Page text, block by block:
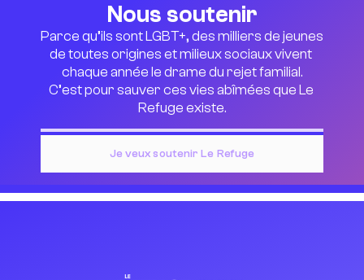
Nous soutenir
Parce qu’ils sont LGBT+, des milliers de jeunes
de toutes origines et milieux sociaux vivent
chaque année le drame du rejet familial.
C’est pour sauver ces vies abîmées que Le
Refuge existe.
Je veux soutenir Le Refuge